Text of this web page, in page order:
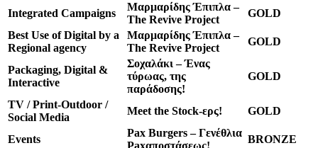
Integrated Campaigns
Μαρμαρίδης Έπιπλα –
The Revive Project
GOLD
Best Use of Digital by a
Regional agency
Μαρμαρίδης Έπιπλα –
The Revive Project
GOLD
Packaging, Digital &
Interactive
Σοχαλάκι – Ένας
τύρωας, της
παράδοσης!
GOLD
TV / Print-Outdoor /
Social Media
Meet the Stock-ερς! GOLD
Events
Pax Burgers – Γενέθλια
Paxαποστάσεως!
BRONZE